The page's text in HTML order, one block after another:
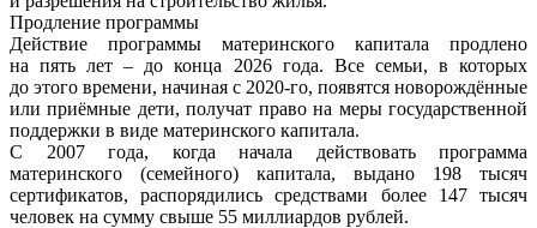
Продление программы
Действие программы материнского капитала продлено
на пять лет – до конца 2026 года. Все семьи, в которых
до этого времени, начиная с 2020-го, появятся новорождённые
или приёмные дети, получат право на меры государственной
поддержки в виде материнского капитала.
С 2007 года, когда начала действовать программа
материнского (семейного) капитала, выдано 198 тысяч
сертификатов, распорядились средствами более 147 тысяч
человек на сумму свыше 55 миллиардов рублей.